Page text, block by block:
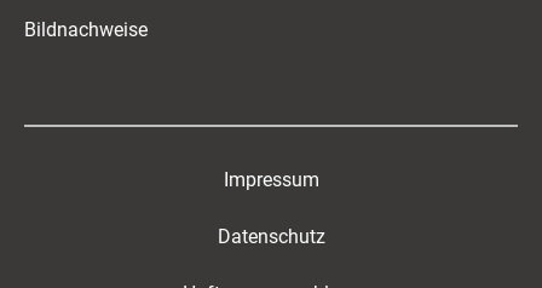
Bildnachweise
Impressum
Datenschutz